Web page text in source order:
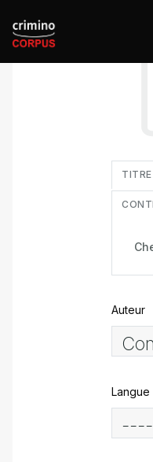
TITRE
Auteur
Langue
Panneau de gestion des